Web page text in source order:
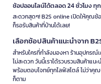
ช้อปออนไลน์ได้ตลอด 24 ชั่วโมง ทุ
สะดวกสุดๆ! B2S online เปิดให้คุณ
ก็รอรับสินค้าที่บ้านได้เลย!
เลือกช้อปสินค้าแนะนำจาก
สำหรับใครที่กำลังมองหา ร้านอุปกรณ์
ไม่สะดวก วันนี้เราได้รวบรวมสินค้าแน
พร้อมตอบโจทย์ทุกไลฟ์สไตล์ ไม่ว่าคุ
ก็ตาม